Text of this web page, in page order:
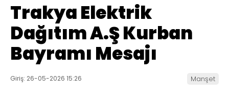
Trakya Elektrik
Dağıtım A.Ş Kurban
Bayramı Mesajı
Giriş: 26-05-2026 15:26 Manşet